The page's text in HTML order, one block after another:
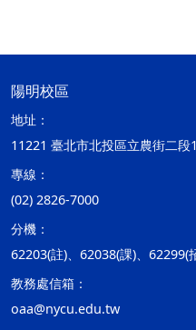
陽明校區
地址：
11221 臺北市北投區立農街二
專線：
(02) 2826-7000
分機：
62203(註)、62038(課)、62299(
教務處信箱：
oaa@nycu.edu.tw